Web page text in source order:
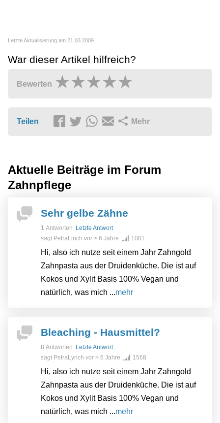
Letzte Aktualisierung am 21.03.2009.
War dieser Artikel hilfreich?
Bewerten
Teilen Mehr
Aktuelle Beiträge im Forum
Zahnpflege
Sehr gelbe Zähne
1 Antworten
Letzte Antwort
sagt PetraLinch vor> 6 Jahre 1001
Hi, also ich nutze seit einem Jahr Zahngold
Zahnpasta aus der Druidenküche. Die ist auf
Kokos und Xylit Basis 100% Vegan und
natürlich, was mich ...mehr
Bleaching - Hausmittel?
8 Antworten
Letzte Antwort
sagt PetraLynch vor> 6 Jahre 1568
Hi, also ich nutze seit einem Jahr Zahngold
Zahnpasta aus der Druidenküche. Die ist auf
Kokos und Xylit Basis 100% Vegan und
natürlich, was mich ...mehr